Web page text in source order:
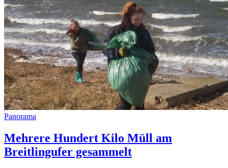
Panorama
Mehrere Hundert Kilo Müll am
Breitlingufer gesammelt